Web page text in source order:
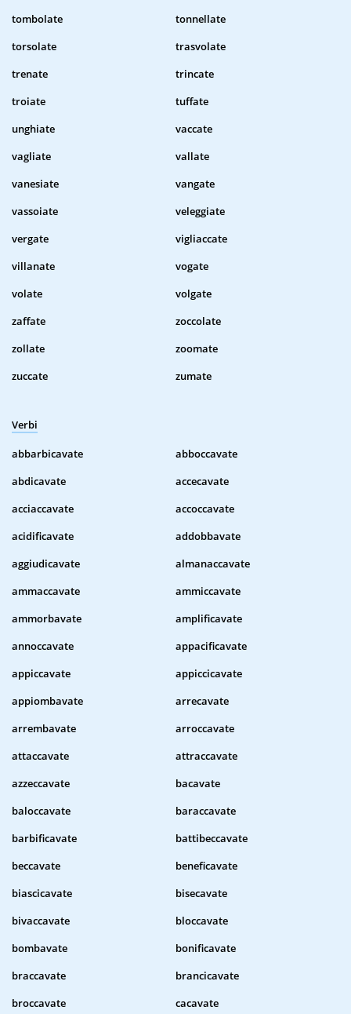
tombolate
tonnellate
torsolate
trasvolate
trenate
trincate
troiate
tuffate
unghiate
vaccate
vagliate
vallate
vanesiate
vangate
vassoiate
veleggiate
vergate
vigliaccate
villanate
vogate
volate
volgate
zaffate
zoccolate
zollate
zoomate
zuccate
zumate
Verbi
abbarbicavate
abboccavate
abdicavate
accecavate
acciaccavate
accoccavate
acidificavate
addobbavate
aggiudicavate
almanaccavate
ammaccavate
ammiccavate
ammorbavate
amplificavate
annoccavate
appacificavate
appiccavate
appiccicavate
appiombavate
arrecavate
arrembavate
arroccavate
attaccavate
attraccavate
azzeccavate
bacavate
baloccavate
baraccavate
barbificavate
battibeccavate
beccavate
beneficavate
biascicavate
bisecavate
bivaccavate
bloccavate
bombavate
bonificavate
braccavate
brancicavate
broccavate
cacavate